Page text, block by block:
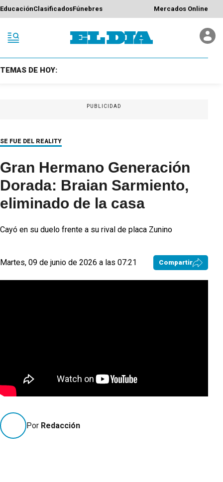
EducaciónClasificadosFúnebres Mercados Online
TEMAS DE HOY:
PUBLICIDAD
SE FUE DEL REALITY
Gran Hermano Generación
Dorada: Braian Sarmiento,
eliminado de la casa
Cayó en su duelo frente a su rival de placa Zunino
Martes, 09 de junio de 2026 a las 07:21 Compartir
Por Redacción